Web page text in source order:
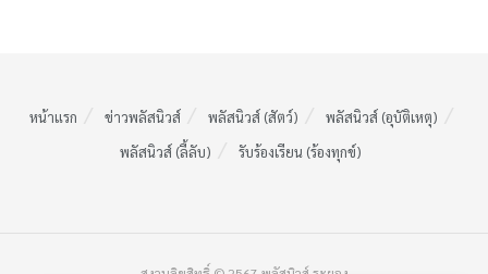
หน้าแรก ข่าวพลัสนิวส์ พลัสนิวส์ (สัตว์)
พลัสนิวส์ (อุบัติเหตุ)
พลัสนิวส์ (ลี้ลับ)
รับร้องเรียน (ร้องทุกข์)